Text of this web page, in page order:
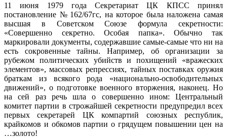
11 июня 1979 года Секретариат ЦК КПСС принял
постановление № 162/67гс, на которое была наложена самая
высшая в Советском Союзе формула секретности:
«Совершенно секретно. Особая папка». Обычно так
маркировали документы, содержавшие самые-самые что ни на
есть сокровенные тайны. Например, об организации за
рубежом политических убийств и похищений «вражеских
элементов», массовых репрессиях, тайных поставках оружия
браткам из всякого рода «национально-освободительных
движений», о подготовке военного вторжения, наконец. Но
на сей раз речь шла о совершенно ином: Центральный
комитет партии в строжайшей секретности предупредил всех
первых секретарей ЦК компартий союзных республик,
крайкомов и обкомов партии о грядущем повышении цен на
…золото!